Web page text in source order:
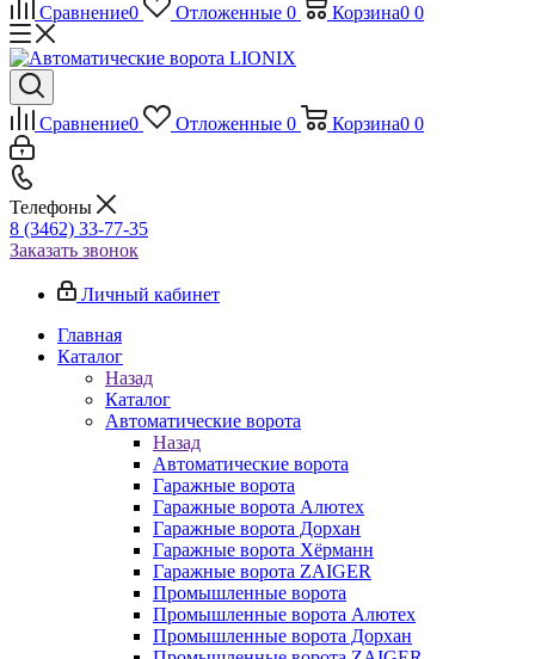
Сравнение0 Отложенные 0 Корзина0 0
Сравнение0 Отложенные 0 Корзина0 0
Телефоны
8 (3462) 33-77-35
Заказать звонок
Личный кабинет
Главная
Каталог
Назад
Каталог
Автоматические ворота
Назад
Автоматические ворота
Гаражные ворота
Гаражные ворота Алютех
Гаражные ворота Дорхан
Гаражные ворота Хёрманн
Гаражные ворота ZAIGER
Промышленные ворота
Промышленные ворота Алютех
Промышленные ворота Дорхан